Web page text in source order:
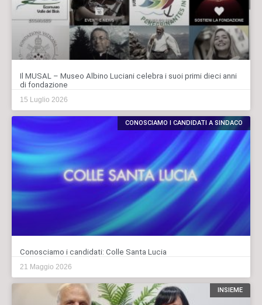
Il MUSAL – Museo Albino Luciani celebra i suoi primi dieci anni
di fondazione
15 Luglio 2026
CONOSCIAMO I CANDIDATI A SINDACO
Conosciamo i candidati: Colle Santa Lucia
21 Maggio 2026
INSIEME